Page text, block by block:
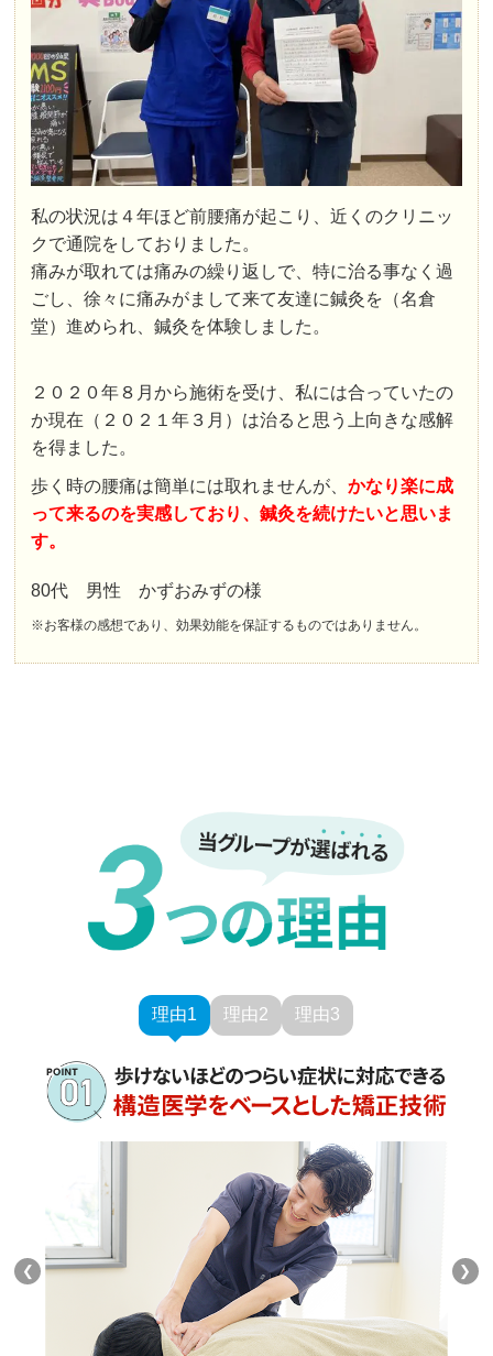
私の状況は４年ほど前腰痛が起こり、近くのクリニッ
クで通院をしておりました。
痛みが取れては痛みの繰り返しで、特に治る事なく過
ごし、徐々に痛みがまして来て友達に鍼灸を（名倉
堂）進められ、鍼灸を体験しました。
２０２０年８月から施術を受け、私には合っていたの
か現在（２０２１年３月）は治ると思う上向きな感解
を得ました。
歩く時の腰痛は簡単には取れませんが、かなり楽に成
って来るのを実感しており、鍼灸を続けたいと思いま
す。
80代 男性 かずおみずの様
※お客様の感想であり、効果効能を保証するものではありません。
理由1 理由2 理由3
❮ ❯